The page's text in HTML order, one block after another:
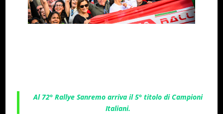
Al 72° Rallye Sanremo arriva il 5° titolo di Campioni
Italiani.